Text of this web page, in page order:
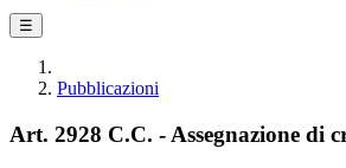
☰
Pubblicazioni
Art. 2928 C.C. - Assegnazione di